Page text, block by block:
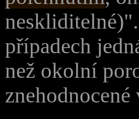
případech
než okolní